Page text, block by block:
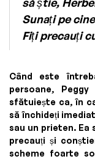
Sunați pe
Fiți precauți
Când este
persoane,
sfătuiește ca, în
să închideți
sau un prieten.
precauți și
scheme foarte